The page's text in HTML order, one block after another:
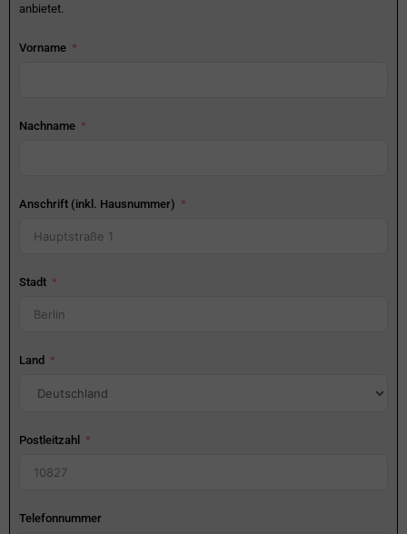
anbietet.
Vorname
Nachname
Anschrift (inkl. Hausnummer)
Stadt
Land
Postleitzahl
Telefonnummer